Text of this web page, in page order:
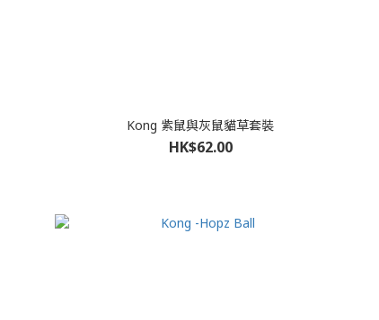
Kong 紫鼠與灰鼠貓草套裝
HK$62.00